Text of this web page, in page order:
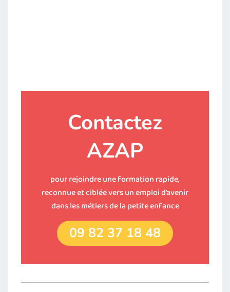
Contactez
AZAP
pour rejoindre une formation rapide,
reconnue et ciblée vers un emploi d’avenir
dans les métiers de la petite enfance
09 82 37 18 48